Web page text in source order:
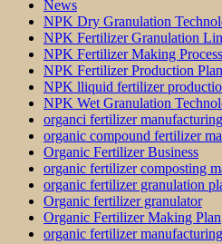
News
NPK Dry Granulation
NPK Fertilizer Granulation
NPK Fertilizer Making Process
NPK Fertilizer Production
NPK lliquid fertilizer
NPK Wet Granulation
organci fertilizer
organic compound fertilizer
Organic Fertilizer Business
organic fertilizer composting
organic fertilizer granulation
Organic fertilizer granulator
Organic Fertilizer Making Plan
organic fertilizer